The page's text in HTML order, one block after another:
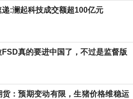
递:澜起科技成交额超100亿元
FSD真的要进中国了，不过是监督版
货：预期变动有限，生猪价格维稳运